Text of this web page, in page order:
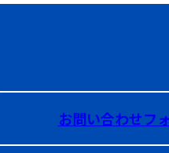
お問い合わせフ